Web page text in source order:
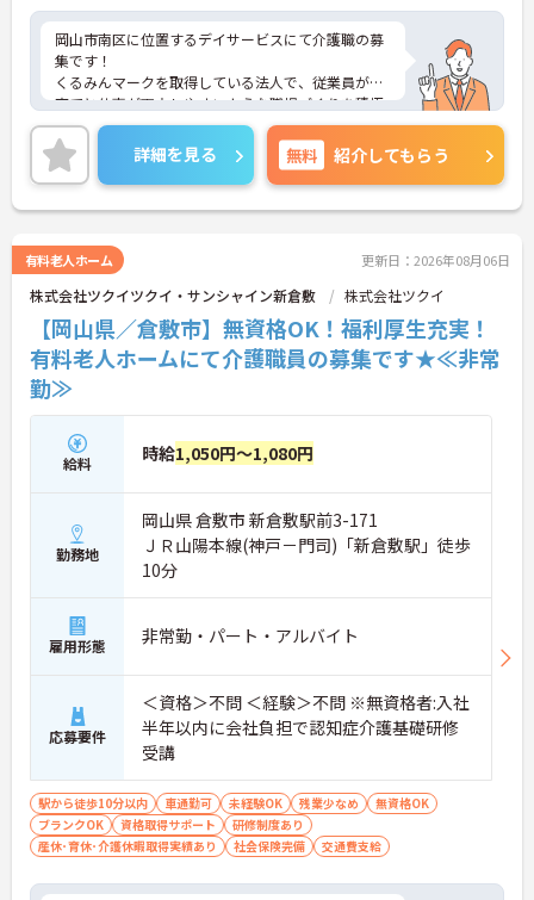
岡山市南区に位置するデイサービスにて介護職の募
集です！
くるみんマークを取得している法人で、従業員が子
育てと仕事が両立しやすいような職場づくりを積極
的に行っています。
ご興味ある方には、面接対策ポイントなど、さらに
詳細をお話しいたしますのでお気軽にご相談くださ
い！
詳細を見る 無料 紹介してもらう
有料老人ホーム 更新日：2026年08月06日
株式会社ツクイツクイ・サンシャイン新倉敷 株式会社ツクイ
【岡山県／倉敷市】無資格OK！福利厚生充実！
有料老人ホームにて介護職員の募集です★≪非常
勤≫
給料 時給1,050円～1,080円
勤務地
岡山県 倉敷市 新倉敷駅前3-171
ＪＲ山陽本線(神戸－門司)「新倉敷駅」徒歩
10分
雇用形態 非常勤・パート・アルバイト
応募要件
＜資格＞不問 ＜経験＞不問 ※無資格者:入社
半年以内に会社負担で認知症介護基礎研修
受講
駅から徒歩10分以内 車通勤可 未経験OK 残業少なめ
無資格OK
ブランクOK
資格取得サポート
研修制度あり
産休･育休･介護休暇取得実績あり
社会保険完備 交通費支給